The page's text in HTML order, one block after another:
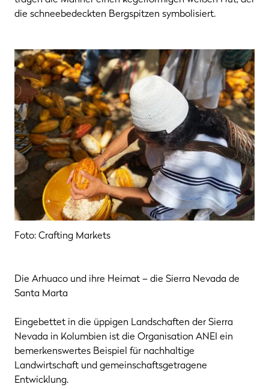
die schneebedeckten Bergspitzen symbolisiert.
Foto: Crafting Markets
Die Arhuaco und ihre Heimat – die Sierra Nevada de
Santa Marta
Eingebettet in die üppigen Landschaften der Sierra
Nevada in Kolumbien ist die Organisation ANEI ein
bemerkenswertes Beispiel für nachhaltige
Landwirtschaft und gemeinschaftsgetragene
Entwicklung.